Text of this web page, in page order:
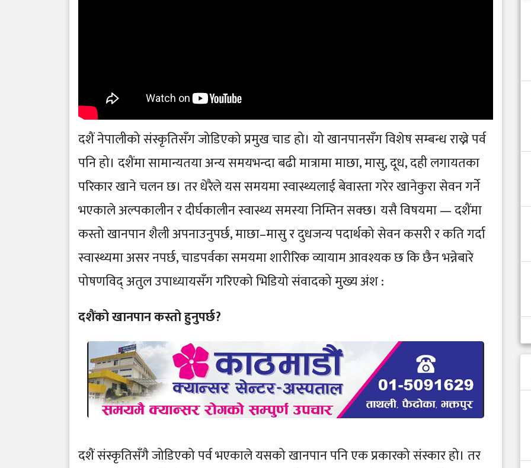
दशैं नेपालीको संस्कृतिसँग जोडिएको प्रमुख चाड हो। यो खानपानसँग विशेष सम्बन्ध राख्ने पर्व
पनि हो। दशैंमा सामान्यतया अन्य समयभन्दा बढी मात्रामा माछा, मासु, दूध, दही लगायतका
परिकार खाने चलन छ। तर धेरैले यस समयमा स्वास्थ्यलाई बेवास्ता गरेर खानेकुरा सेवन गर्ने
भएकाले अल्पकालीन र दीर्घकालीन स्वास्थ्य समस्या निम्तिन सक्छ। यसै विषयमा — दशैंमा
कस्तो खानपान शैली अपनाउनुपर्छ, माछा–मासु र दुधजन्य पदार्थको सेवन कसरी र कति गर्दा
स्वास्थ्यमा असर नपर्छ, चाडपर्वका समयमा शारीरिक व्यायाम आवश्यक छ कि छैन भन्नेबारे
पोषणविद् अतुल उपाध्यायसँग गरिएको भिडियो संवादको मुख्य अंश :
दशैंको खानपान कस्तो हुनुपर्छ?
दशैं संस्कृतिसँगै जोडिएको पर्व भएकाले यसको खानपान पनि एक प्रकारको संस्कार हो। तर